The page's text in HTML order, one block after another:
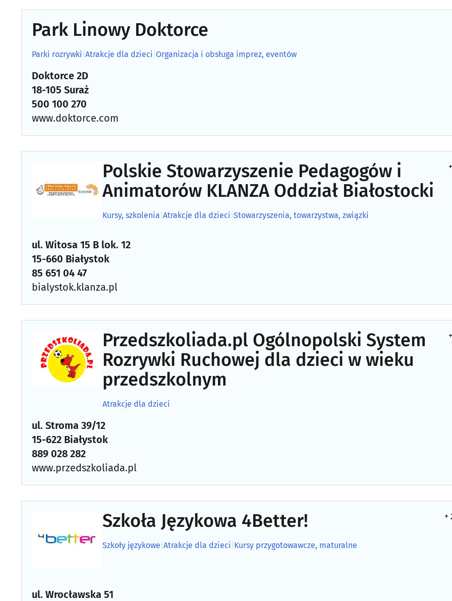
Park Linowy Doktorce
Parki rozrywki Atrakcje dla dzieci Organizacja i obsługa imprez, eventów
Doktorce 2D
18-105 Suraż
500 100 270
www.doktorce.com
Polskie Stowarzyszenie Pedagogów i
Animatorów KLANZA Oddział Białostocki
Kursy, szkolenia Atrakcje dla dzieci Stowarzyszenia, towarzystwa, związki
ul. Witosa 15 B lok. 12
15-660 Białystok
85 651 04 47
bialystok.klanza.pl
Przedszkoliada.pl Ogólnopolski System
Rozrywki Ruchowej dla dzieci w wieku
przedszkolnym
Atrakcje dla dzieci
ul. Stroma 39/12
15-622 Białystok
889 028 282
www.przedszkoliada.pl
+
Szkoła Językowa 4Better!
Szkoły językowe Atrakcje dla dzieci Kursy przygotowawcze, maturalne
ul. Wrocławska 51